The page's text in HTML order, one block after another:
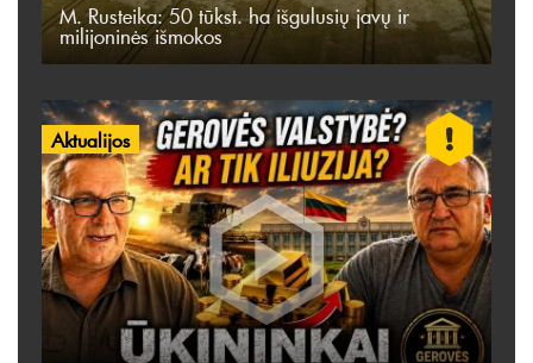
M. Rusteika: 50 tūkst. ha išgulusių javų ir
milijoninės išmokos
Aktualijos